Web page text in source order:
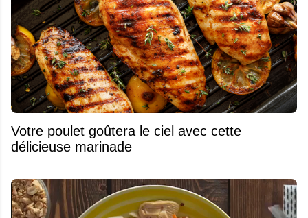
Votre poulet goûtera le ciel avec cette
délicieuse marinade